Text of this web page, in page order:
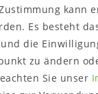
Metall, schwarz
Kleiderhaken,
B 45,7 x H 81,0 x
kann
Es besteht
die
zu ändern
Sie unser